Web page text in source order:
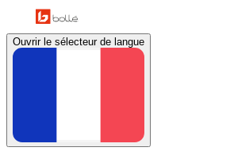
Ouvrir le sélecteur de langue